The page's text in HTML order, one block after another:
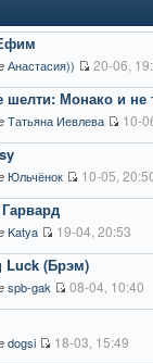
Анастасия)) 20-06,
Монако и не
Татьяна Иевлева 10-
Юльчёнок 10-05,
Katya 19-04, 20:53
Luck (Брэм)
spb-gak 08-04, 10:40
dogsi 18-03, 15:49